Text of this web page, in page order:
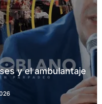
y el ambulantaje